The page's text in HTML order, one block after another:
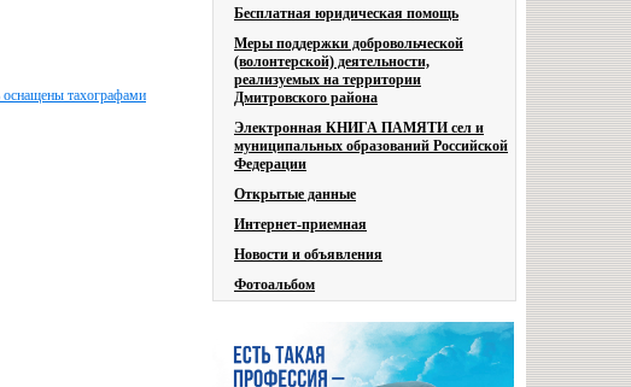
тахографами
Бесплатная юридическая помощь
Меры поддержки добровольческой
(волонтерской) деятельности,
реализуемых на территории
Дмитровского района
Электронная КНИГА ПАМЯТИ сел и
муниципальных образований Российской
Федерации
Открытые данные
Интернет-приемная
Новости и объявления
Фотоальбом